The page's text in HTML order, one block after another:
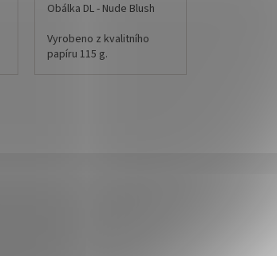
Obálka DL - Nude Blush
Vyrobeno z kvalitního
papíru 115 g.